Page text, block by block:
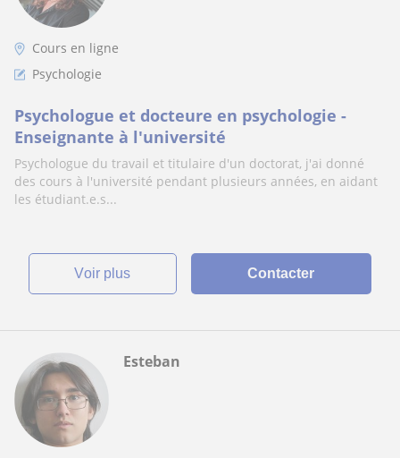
Cours en ligne
Psychologie
Psychologue et docteure en psychologie -
Enseignante à l'université
Psychologue du travail et titulaire d'un doctorat, j'ai donné
des cours à l'université pendant plusieurs années, en aidant
les étudiant.e.s...
voir plus Contacter
Esteban